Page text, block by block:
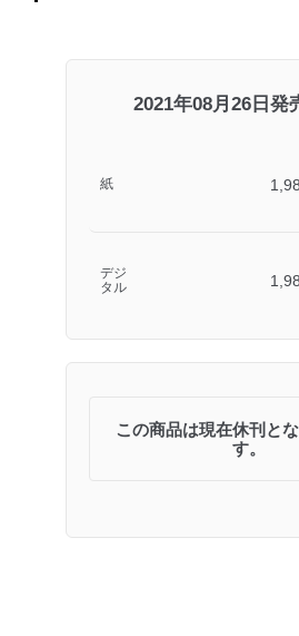
2021年08月26日発
紙
デジ
タル
この商品は現在休刊と
す。